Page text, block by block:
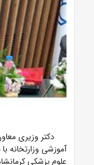
دکتر وزیری
آموزشی وزارتخانه